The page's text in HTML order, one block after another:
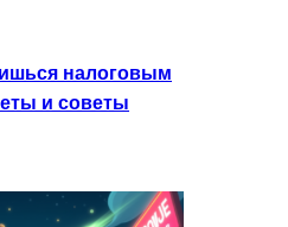
налоговым
и советы